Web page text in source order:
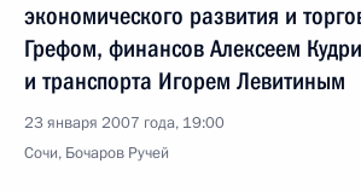
экономического развития и
Грефом, финансов Алексеем
и транспорта Игорем Левитиным
23 января 2007 года, 19:00
Сочи, Бочаров Ручей